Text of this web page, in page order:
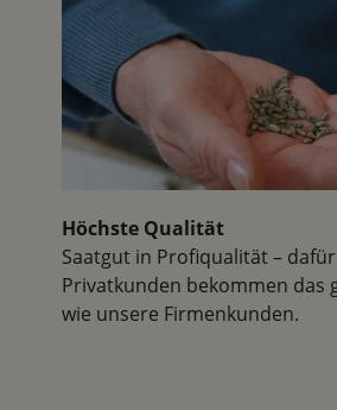
Höchste Qualität
Saatgut in Profiqualität – dafür
Privatkunden bekommen das
wie unsere Firmenkunden.